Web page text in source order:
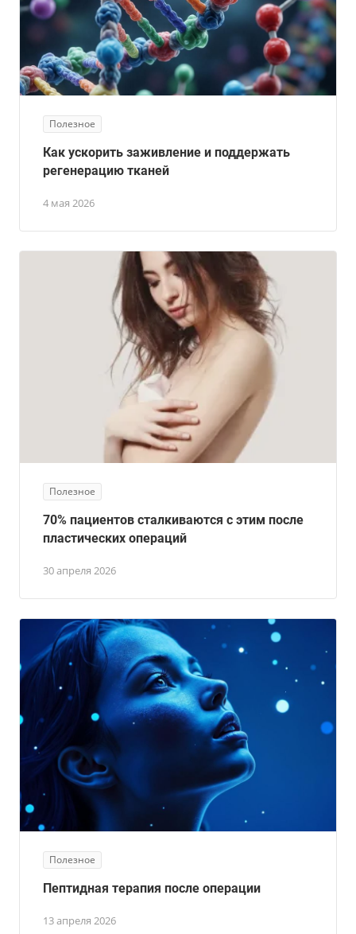
Полезное
4 мая 2026
Как ускорить заживление и поддержать
регенерацию тканей
Полезное
30 апреля 2026
70% пациентов сталкиваются с этим после
пластических операций
Полезное
13 апреля 2026
Пептидная терапия после операции